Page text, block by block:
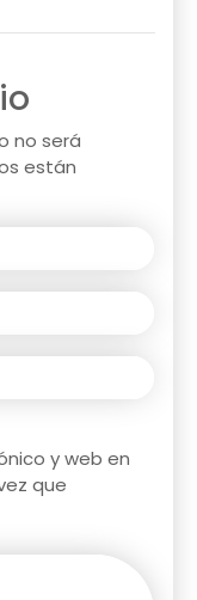
no será
están
y web en
que